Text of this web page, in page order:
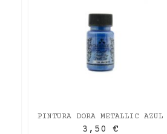
PINTURA DORA METALLIC AZUL
SAX 50ML
3,50 €